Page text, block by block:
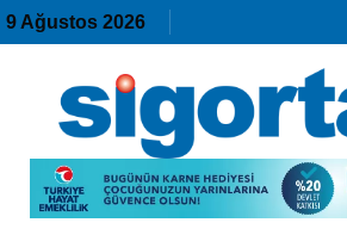
9 Ağustos 2026